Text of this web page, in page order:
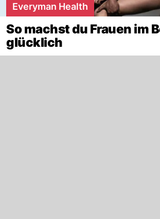
Everyman Health
So machst du Frauen im
glücklich